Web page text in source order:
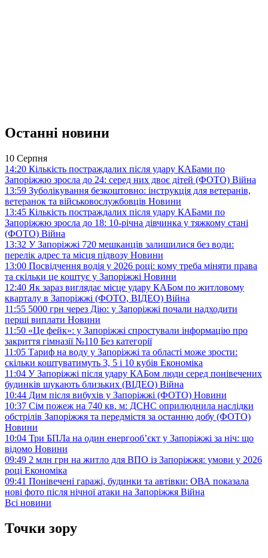
Останні новини
10 Серпня
14:20 Кількість постраждалих після удару КАБами по
Запоріжжю зросла до 24: серед них двоє дітей (ФОТО) Війна
13:59 Зуболікування безкоштовно: інструкція для ветеранів,
ветеранок та військовослужбовців Новини
13:45 Кількість постраждалих після удару КАБами по
Запоріжжю зросла до 18: 10-річна дівчинка у тяжкому стані
(ФОТО) Війна
13:32 У Запоріжжі 720 мешканців залишилися без води:
перелік адрес та місця підвозу Новини
13:00 Посвідчення водія у 2026 році: кому треба міняти права
та скільки це коштує у Запоріжжі Новини
12:40 Як зараз виглядає місце удару КАБом по житловому
кварталу в Запоріжжі (ФОТО, ВІДЕО) Війна
11:55 5000 грн через Дію: у Запоріжжі почали надходити
перші виплати Новини
11:50 «Це фейк»: у Запоріжжі спростували інформацію про
закриття гімназії №110 Без категорії
11:05 Тариф на воду у Запоріжжі та області може зрости:
скільки коштуватимуть 3, 5 і 10 кубів Економіка
11:04 У Запоріжжі після удару КАБом люди серед понівечених
будинків шукають близьких (ВІДЕО) Війна
10:44 Дим після вибухів у Запоріжжі (ФОТО) Новини
10:37 Сім пожеж на 740 кв. м: ДСНС оприлюднила наслідки
обстрілів Запоріжжя та передмістя за останню добу (ФОТО)
Новини
10:04 Три БПЛа на один енергооб’єкт у Запоріжжі за ніч: що
відомо Новини
09:49 2 млн грн на житло для ВПО із Запоріжжя: умови у 2026
році Економіка
09:41 Понівечені гаражі, будинки та автівки: ОВА показала
нові фото після нічної атаки на Запоріжжя Війна
Всі новини
Точки зору